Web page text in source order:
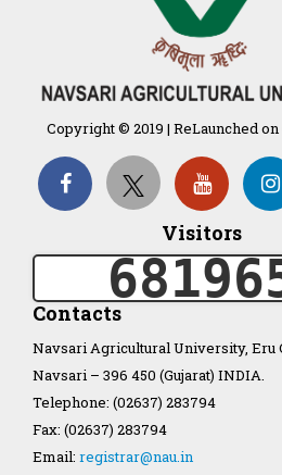
Organization Structure
ખેડુત માર્ગદર્શિકા
Accreditation Certificate
GAU Act 2004
NAU Statute(Revised)
Statastics
Copyright © 2019 | ReLaunched
Visitors
Contacts
Navsari Agricultural University, Eru
Navsari – 396 450 (Gujarat) INDIA.
Telephone: (02637) 283794
Fax: (02637) 283794
Email: registrar@nau.in